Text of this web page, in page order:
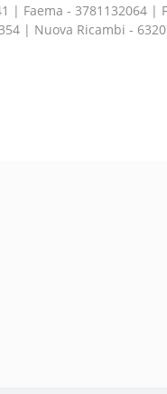
| Faema - 3781132064 |
| Nuova Ricambi -